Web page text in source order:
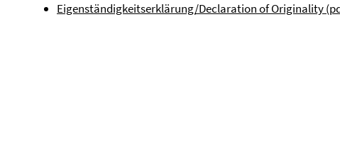
Eigenständigkeitserklärung/Declaration of Originality